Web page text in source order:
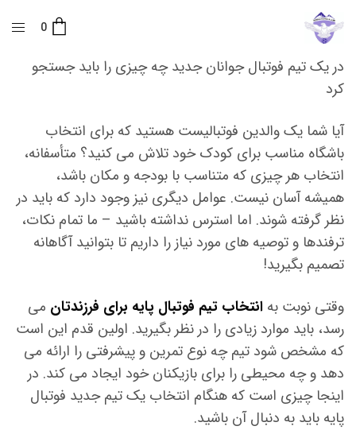
0
در یک تیم فوتبال جوانان جدید چه چیزی را باید جستجو
کرد
آیا شما یک والدین فوتبالیست هستید که برای انتخاب
باشگاه مناسب برای کودک خود تلاش می کنید؟ متأسفانه،
انتخاب هر چیزی که متناسب با بودجه و مکان باشد،
همیشه آسان نیست. عوامل دیگری نیز وجود دارد که باید در
نظر گرفته شوند. اما استرس نداشته باشید – ما تمام نکات،
ترفندها و توصیه های مورد نیاز را داریم تا بتوانید آگاهانه
تصمیم بگیرید!
وقتی نوبت بهانتخاب تیم فوتبال پایه برای فرزندتان می
رسد، باید موارد زیادی را در نظر بگیرید. اولین قدم این است
که مشخص شود تیم چه نوع تمرین و پیشرفتی را ارائه می
دهد و چه محیطی را برای بازیکنان خود ایجاد می کند. در
اینجا چیزی است که هنگام انتخاب یک تیم جدید فوتبال
پایه باید به دنبال آن باشید.